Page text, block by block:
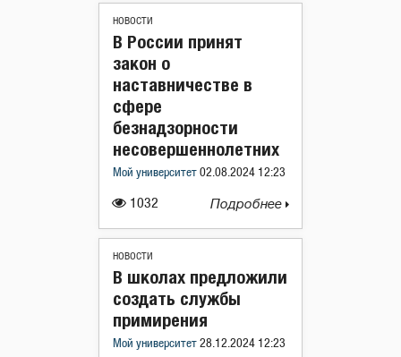
НОВОСТИ
1032
В России принят
закон о
наставничестве в
сфере
безнадзорности
несовершеннолетних
Мой университет 02.08.2024 12:23
Подробнее
НОВОСТИ
В школах предложили
создать службы
примирения
Мой университет 28.12.2024 12:23